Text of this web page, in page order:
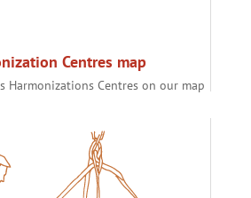
Centres map
Harmonizations Centres on our map